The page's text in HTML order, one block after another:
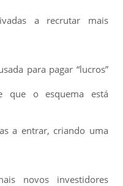
a recrutar mais
para pagar “lucros”
que o esquema está
a entrar, criando uma
novos investidores